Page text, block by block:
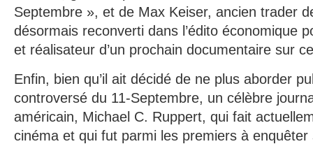
Septembre », et de Max Keiser, ancien trader
désormais reconverti dans l’édito économique
et réalisateur d’un prochain documentaire sur
Enfin, bien qu’il ait décidé de ne plus aborder
controversé du 11-Septembre, un célèbre
américain, Michael C. Ruppert, qui fait
cinéma et qui fut parmi les premiers à